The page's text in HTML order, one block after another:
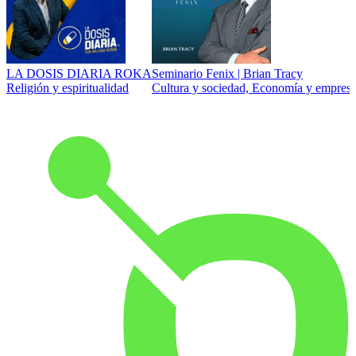
LA DOSIS DIARIA ROKA
Religión y espiritualidad
Seminario Fenix | Brian Tracy
Cultura y sociedad, Economía y